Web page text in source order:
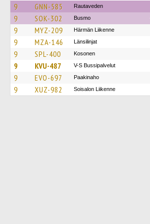
9 GNN-585 Rautaveden
9 SOK-302 Busmo
9 MYZ-209 Härmän Liikenne
9 MZA-146 Länsilinjat
9 SPL-400 Kosonen
9 KVU-487 V-S Bussipalvelut
9 EVO-697 Paakinaho
9 XUZ-982 Soisalon Liikenne